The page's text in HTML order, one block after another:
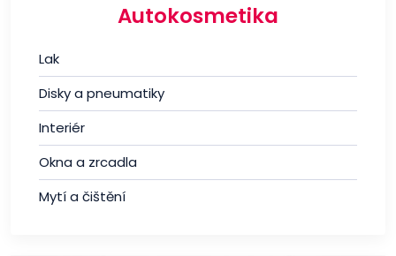
Autokosmetika
Lak
Disky a pneumatiky
Interiér
Okna a zrcadla
Mytí a čištění